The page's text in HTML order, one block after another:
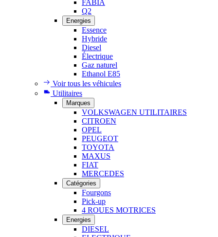
FABIA
Q2
Energies
Essence
Hybride
Diesel
Électrique
Gaz naturel
Ethanol E85
Voir tous les véhicules
Utilitaires
Marques
VOLKSWAGEN UTILITAIRES
CITROEN
OPEL
PEUGEOT
TOYOTA
MAXUS
FIAT
MERCEDES
Catégories
Fourgons
Pick-up
4 ROUES MOTRICES
Energies
DIESEL